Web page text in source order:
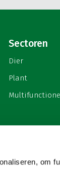
om
Sectoren
Dier
Plant